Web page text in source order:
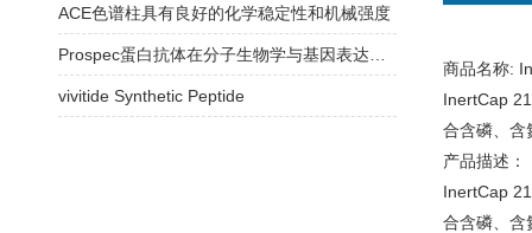
商品名称:
InertCap
合含磷、含
产品描述：
InertCap
合含磷、含
ACE色谱柱具有良好的化学稳定性和机械强度
vivitide Synthetic Peptide